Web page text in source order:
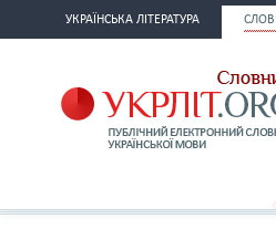
УКРАЇНСЬКА ЛІТЕРАТУРА